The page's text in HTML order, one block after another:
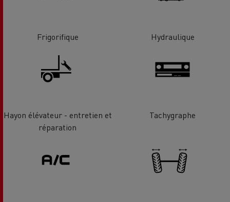
Frigorifique Hydraulique
Hayon élévateur - entretien et
réparation
Tachygraphe